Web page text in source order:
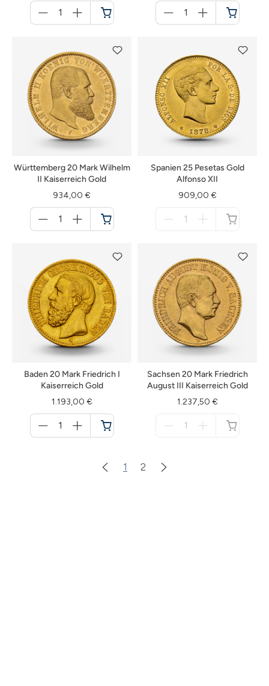
für
Warenkorb
für
Warenkorb
Württemberg 20 Mark Wilhelm
II Kaiserreich Gold
934,00 €
für
Warenkorb
Spanien 25 Pesetas Gold
Alfonso XII
909,00 €
Baden 20 Mark Friedrich I
Kaiserreich Gold
1.193,00 €
für
Warenkorb
Sachsen 20 Mark Friedrich
August III Kaiserreich Gold
1.237,50 €
1 2